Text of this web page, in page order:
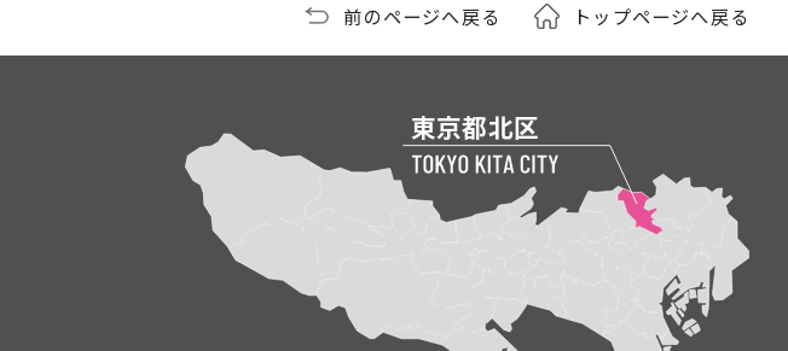
前のページへ戻る トップページへ戻る